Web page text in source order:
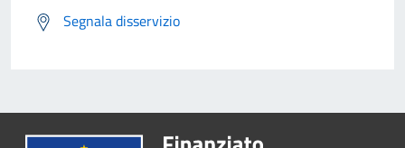
Segnala disservizio